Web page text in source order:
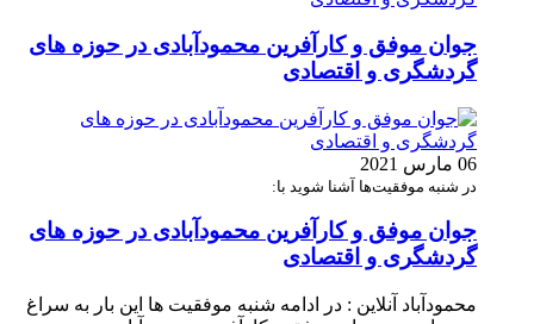
جوان موفق و کارآفرین محمودآبادی در حوزه های
گردشگری و اقتصادی
06 مارس 2021
در شنبه موفقیت‌ها آشنا شوید با:
جوان موفق و کارآفرین محمودآبادی در حوزه های
گردشگری و اقتصادی
محمودآباد آنلاین : در ادامه شنبه موفقیت ها این بار به سراغ